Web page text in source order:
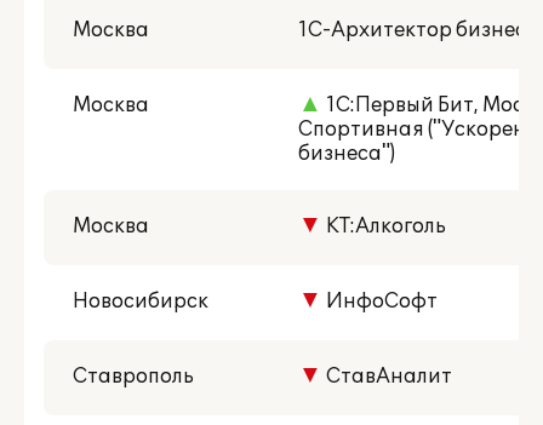
Есть NFR-версия
Со статусом 1С:Центр разработки
Москва 1С-Архитектор бизнеса
Москва ▲ 1С:Первый Бит,
Спортивная
бизнеса")
Москва ▼ КТ:Алкоголь
Новосибирск ▼ ИнфоСофт
Ставрополь ▼ СтавАналит